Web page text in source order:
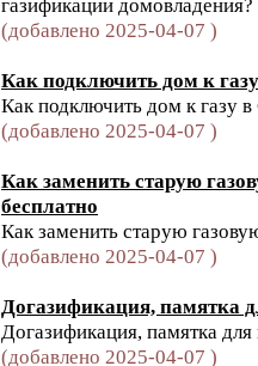
газификации домовладения?
(добавлено 2025-04-07 )
Как подключить дом к
Как подключить дом к газу
(добавлено 2025-04-07 )
Как заменить старую
бесплатно
Как заменить старую
(добавлено 2025-04-07 )
Догазификация, памятка
Догазификация, памятка
(добавлено 2025-04-07 )